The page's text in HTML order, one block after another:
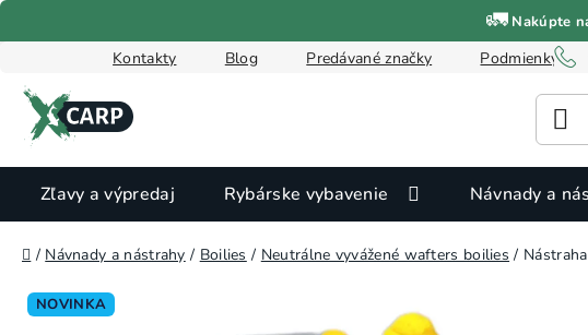
Prejsť
🚛 Nakúpte
Kontakty Blog Predávané značky Podmienky
Zľavy a výpredaj Rybárske vybavenie Návnady a
Domov
/ Návnady a nástrahy / Boilies / Neutrálne vyvážené wafters boilies /
NOVINKA
Nástraha na method feeder Zfish Smoke Hurricane Wafters 2in1 Sweet Corn - Creme 8/10mm 30g